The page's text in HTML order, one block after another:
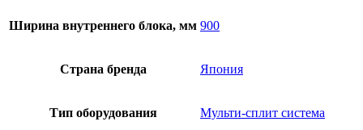
Ширина внутреннего блока, мм 900
Страна бренда Япония
Тип оборудования Мульти-сплит система